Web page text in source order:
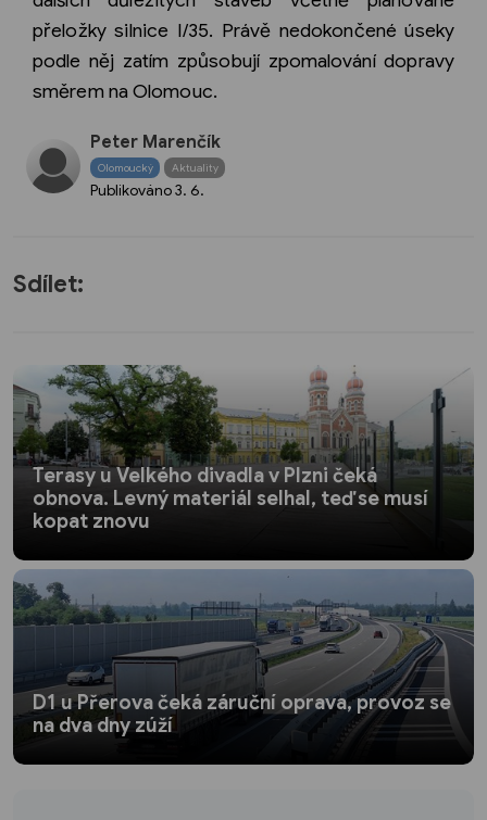
přeložky silnice I/35. Právě nedokončené úseky
podle něj zatím způsobují zpomalování dopravy
směrem na Olomouc.
Peter Marenčík
Olomoucký Aktuality
Publikováno3. 6.
Sdílet:
Terasy u Velkého divadla v Plzni čeká
obnova. Levný materiál selhal, teď se musí
kopat znovu
D1 u Přerova čeká záruční oprava, provoz se
na dva dny zúží